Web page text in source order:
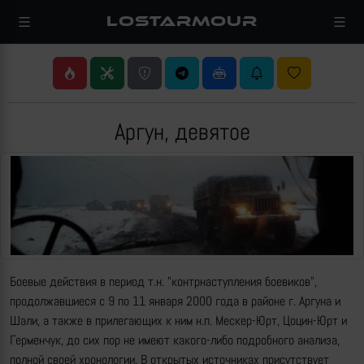
LOSTARMOUR
Аргун, девятое
Боевые действия в период т.н. "контрнаступления боевиков",
продолжавшиеся с 9 по 11 января 2000 года в районе г. Аргуна и
Шали, а также в прилегающих к ним н.п. Мескер-Юрт, Цоцин-Юрт и
Герменчук, до сих пор не имеют какого-либо подробного анализа,
полной своей хронологии. В открытых источниках присутствует